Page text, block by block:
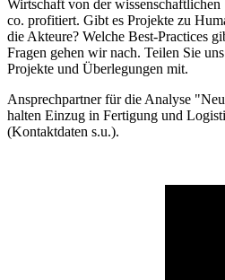
Wirtschaft von der
co. profitiert. Gibt es Projekte zu
die Akteure? Welche Best-Practices
Fragen gehen wir nach. Teilen Sie
Projekte und Überlegungen mit.
Ansprechpartner für die Analyse
halten Einzug in Fertigung und
(Kontaktdaten s.u.).